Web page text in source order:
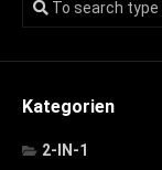
Kategorien
2-IN-1